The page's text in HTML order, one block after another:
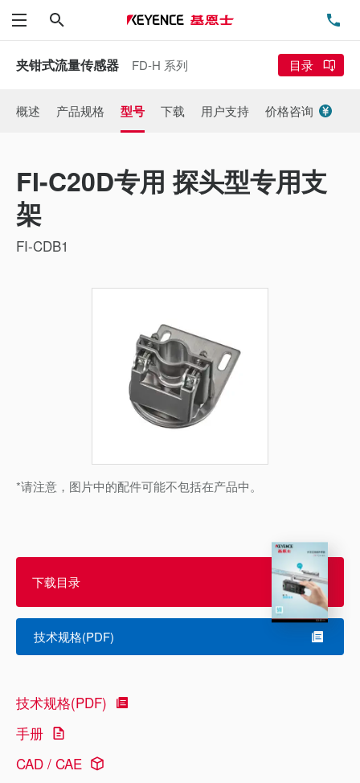
菜单
夹钳式流量传感器 FD-H 系列 目录
概述 产品规格 型号 下载 用户支持 价格咨询
FI-C20D专用 探头型专用支
架
FI-CDB1
*请注意，图片中的配件可能不包括在产品中。
下载目录
技术规格(PDF)
技术规格(PDF)
手册
CAD / CAE